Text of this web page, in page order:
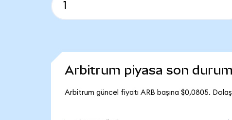
Arbitrum piyasa son
Arbitrum güncel fiyatı ARB başına $0,0805.